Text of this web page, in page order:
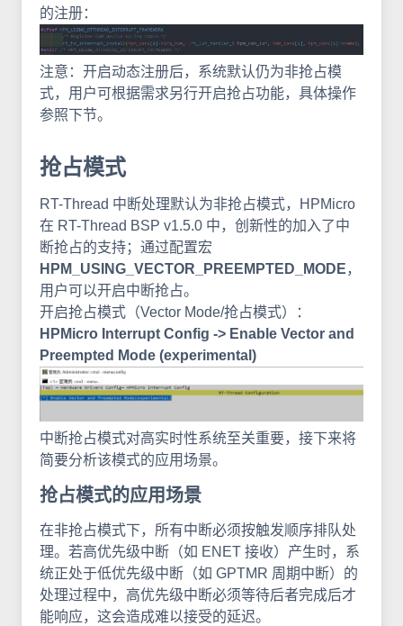
的注册：
注意：开启动态注册后，系统默认仍为非抢占模
式，用户可根据需求另行开启抢占功能，具体操作
参照下节。
抢占模式
RT-Thread 中断处理默认为非抢占模式，HPMicro
在 RT-Thread BSP v1.5.0 中，创新性的加入了中
断抢占的支持；通过配置宏
HPM_USING_VECTOR_PREEMPTED_MODE，
用户可以开启中断抢占。
开启抢占模式（Vector Mode/抢占模式）：
HPMicro Interrupt Config -> Enable Vector and
Preempted Mode (experimental)
中断抢占模式对高实时性系统至关重要，接下来将
简要分析该模式的应用场景。
抢占模式的应用场景
在非抢占模式下，所有中断必须按触发顺序排队处
理。若高优先级中断（如 ENET 接收）产生时，系
统正处于低优先级中断（如 GPTMR 周期中断）的
处理过程中，高优先级中断必须等待后者完成后才
能响应，这会造成难以接受的延迟。